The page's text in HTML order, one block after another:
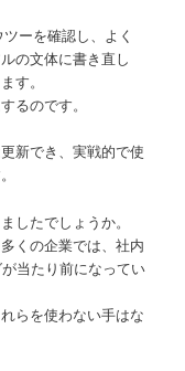
ーを確認し、よく
の文体に書き直し
す。
るのです。
新でき、実戦的で使
したでしょうか。
くの企業では、社内
当たり前になってい
らを使わない手はな